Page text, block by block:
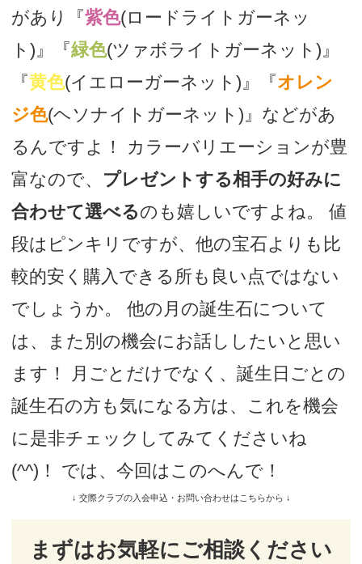
があり『紫色(ロードライトガーネッ
ト)』『緑色(ツァボライトガーネット)』
『黄色(イエローガーネット)』『オレン
ジ色(ヘソナイトガーネット)』などがあ
るんですよ！ カラーバリエーションが豊
富なので、 プレゼントする相手の好みに
合わせて選べるのも嬉しいですよね。 値
段はピンキリですが、他の宝石よりも比
較的安く購入できる所も良い点ではない
でしょうか。 他の月の誕生石について
は、また別の機会にお話ししたいと思い
ます！ 月ごとだけでなく、誕生日ごとの
誕生石の方も気になる方は、これを機会
に是非チェックしてみてくださいね
(^^)！ では、今回はこのへんで！
↓ 交際クラブの入会申込・お問い合わせはこちらから ↓
まずはお気軽にご相談ください